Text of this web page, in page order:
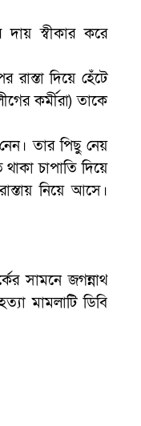
স্বীকার করে
রাস্তা দিয়ে হেঁটে
কর্মীরা) তাকে
তার পিছু নেয়
চাপাতি দিয়ে
নিয়ে আসে।
সামনে জগন্নাথ
মামলাটি ডিবি